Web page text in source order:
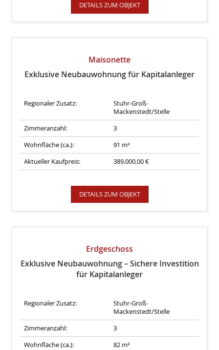
DETAILS ZUM OBJEKT
Maisonette
Exklusive Neubauwohnung für Kapitalanleger
Regionaler Zusatz:
Stuhr-Groß-
Mackenstedt/Stelle
Zimmeranzahl:
3
Wohnfläche (ca.):
91 m²
Aktueller Kaufpreis:
389.000,00 €
DETAILS ZUM OBJEKT
Erdgeschoss
Exklusive Neubauwohnung – Sichere Investition
für Kapitalanleger
Regionaler Zusatz:
Stuhr-Groß-
Mackenstedt/Stelle
Zimmeranzahl:
3
Wohnfläche (ca.):
82 m²